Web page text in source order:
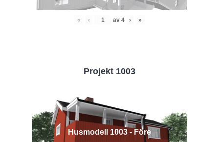
« ‹ av 4 › »
Projekt 1003
Husmodell 1003 - Före